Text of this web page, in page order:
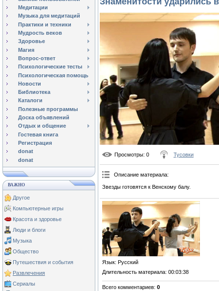
Медитации
Музыка для медитаций
Практики и техники
Мудрость веков
Здоровье
Магия
Вопрос-ответ
Психологические тесты
Психологическая помощь
Новости
Библиотека
Каталоги
Полезные программы
Доска объявлений
Отдых и общение
Гостевая книга
Регистрация
donat
donat
ВАЖНО
Другое
Компьютерные игры
Красота и здоровье
Люди и блоги
Музыка
Общество
Путешествия и события
Развлечения
Сериалы
Просмотры: 0 Тусовки
Описание материала:
Звезды готовятся к Венскому балу.
Язык: Русский
Длительность материала: 00:03:38
Всего комментариев: 0